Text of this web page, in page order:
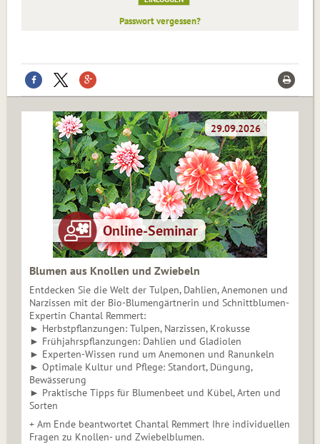
Passwort vergessen?
Blumen aus Knollen und Zwiebeln
Entdecken Sie die Welt der Tulpen, Dahlien, Anemonen und
Narzissen mit der Bio-Blumengärtnerin und Schnittblumen-
Expertin Chantal Remmert:
► Herbstpflanzungen: Tulpen, Narzissen, Krokusse
► Frühjahrspflanzungen: Dahlien und Gladiolen
► Experten-Wissen rund um Anemonen und Ranunkeln
► Optimale Kultur und Pflege: Standort, Düngung,
Bewässerung
► Praktische Tipps für Blumenbeet und Kübel, Arten und
Sorten
+ Am Ende beantwortet Chantal Remmert Ihre individuellen
Fragen zu Knollen- und Zwiebelblumen.